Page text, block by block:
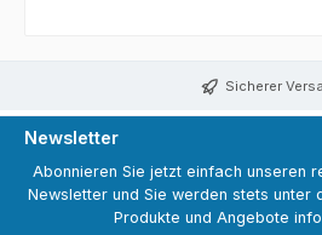
Sicherer
Newsletter
Abonnieren Sie jetzt einfach unseren
Newsletter und Sie werden stets unter
Produkte und Angebote